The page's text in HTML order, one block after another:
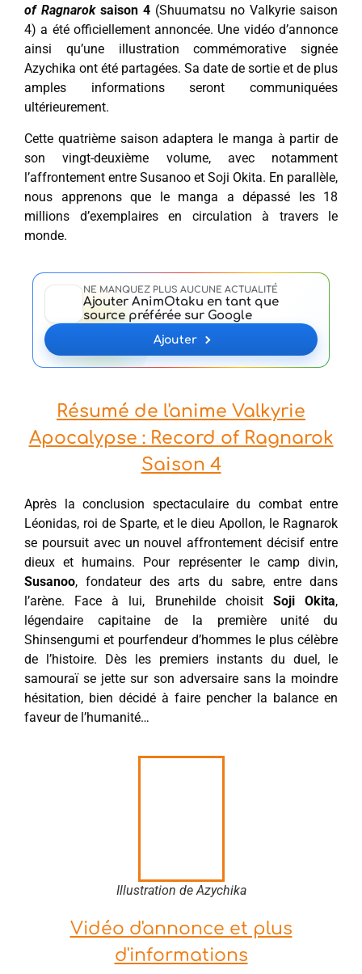
of Ragnaroksaison 4 (Shuumatsu no Valkyrie saison
4) a été officiellement annoncée. Une vidéo d’annonce
ainsi qu’une illustration commémorative signée
Azychika ont été partagées. Sa date de sortie et de plus
amples informations seront communiquées
ultérieurement.
Cette quatrième saison adaptera le manga à partir de
son vingt-deuxième volume, avec notamment
l’affrontement entre Susanoo et Soji Okita. En parallèle,
nous apprenons que le manga a dépassé les 18
millions d’exemplaires en circulation à travers le
monde.
NE MANQUEZ PLUS AUCUNE ACTUALITÉ
Ajouter AnimOtaku en tant que
source préférée sur Google
Ajouter
Résumé de l'anime Valkyrie
Apocalypse : Record of Ragnarok
Saison 4
Après la conclusion spectaculaire du combat entre
Léonidas, roi de Sparte, et le dieu Apollon, le Ragnarok
se poursuit avec un nouvel affrontement décisif entre
dieux et humains. Pour représenter le camp divin,
Susanoo, fondateur des arts du sabre, entre dans
l’arène. Face à lui, Brunehilde choisit Soji Okita,
légendaire capitaine de la première unité du
Shinsengumi et pourfendeur d’hommes le plus célèbre
de l’histoire. Dès les premiers instants du duel, le
samouraï se jette sur son adversaire sans la moindre
hésitation, bien décidé à faire pencher la balance en
faveur de l’humanité…
Illustration de Azychika
Vidéo d'annonce et plus
d'informations